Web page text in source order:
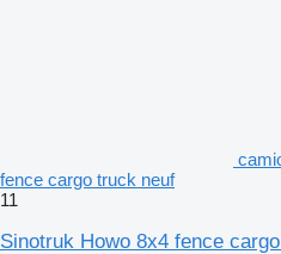
fence cargo truck neuf
11
Sinotruk Howo 8x4 fence